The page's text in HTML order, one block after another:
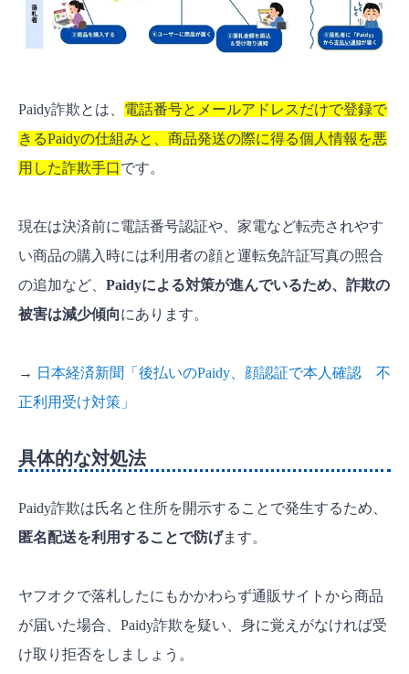
Paidy詐欺とは、 電話番号とメールアドレスだけで登録で
きるPaidyの仕組みと、商品発送の際に得る個人情報を悪
用した詐欺手口です。
現在は決済前に電話番号認証や、家電など転売されやす
い商品の購入時には利用者の顔と運転免許証写真の照合
の追加など、 Paidyによる対策が進んでいるため、詐欺の
被害は減少傾向にあります。
→ 日本経済新聞「後払いのPaidy、顔認証で本人確認 不
正利用受け対策」
具体的な対処法
Paidy詐欺は氏名と住所を開示することで発生するため、
匿名配送を利用することで防げます。
ヤフオクで落札したにもかかわらず通販サイトから商品
が届いた場合、Paidy詐欺を疑い、身に覚えがなければ受
け取り拒否をしましょう。